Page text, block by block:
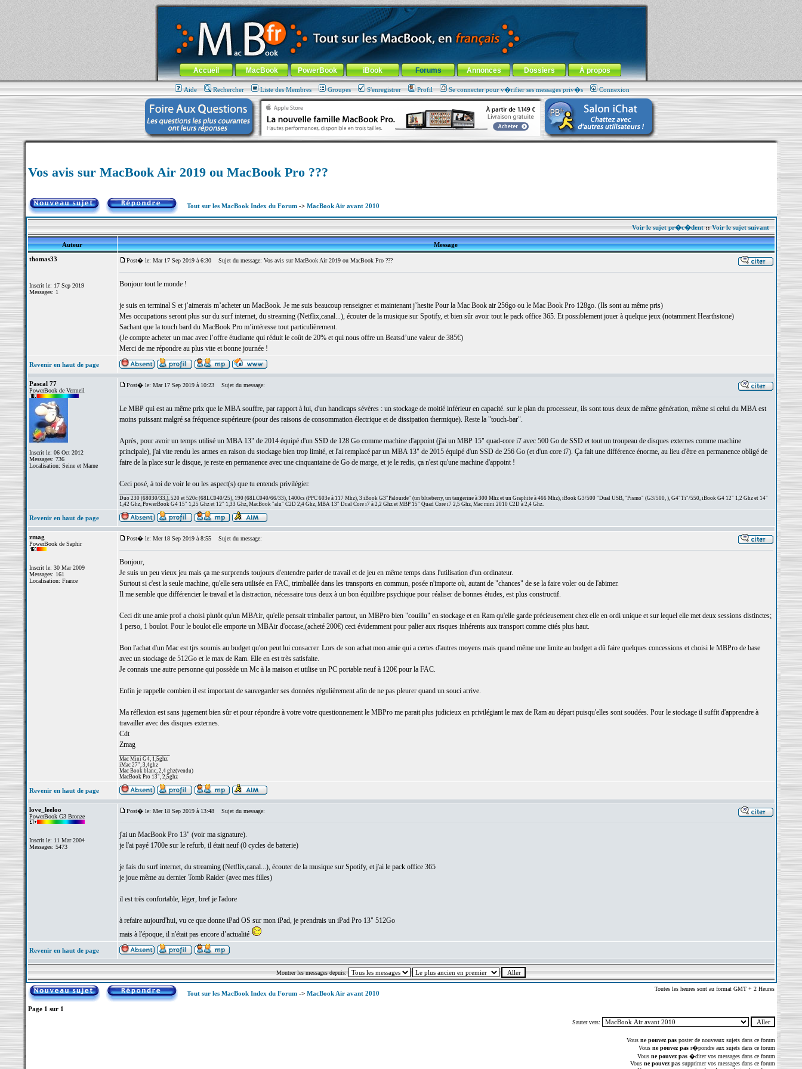
MacBook-fr.com : 100% Apple... 100% nomade !
Aller au contenu-Aller au menu général-Aller au menu de la rubrique
Menu général
Accueil MacBook PowerBook iBook Forums Annonces Dossiers À propos
Aide Rechercher Liste des Membres Groupes S'enregistrer Profil Se connecter pour v�rifier ses messages priv�s Connexion
Vos avis sur MacBook Air 2019 ou MacBook Pro ???
Tout sur les MacBook Index du Forum-> MacBook Air avant 2010
Voir le sujet pr�c�dent::Voir le sujet suivant
Auteur
Message
thomas33
Inscrit le: 17 Sep 2019
Messages: 1
Post� le: Mar 17 Sep 2019 à 6:30 Sujet du message: Vos avis sur MacBook Air 2019 ou MacBook Pro ???
Bonjour tout le monde !
je suis en terminal S et j’aimerais m’acheter un MacBook. Je me suis beaucoup renseigner et maintenant j’hesite Pour la Mac Book air 256go ou le Mac Book Pro 128go. (Ils sont au même pris)
Mes occupations seront plus sur du surf internet, du streaming (Netflix,canal...), écouter de la musique sur Spotify, et bien sûr avoir tout le pack office 365. Et possiblement jouer à quelque jeux (notamment Hearthstone)
Sachant que la touch bard du MacBook Pro m’intéresse tout particulièrement.
(Je compte acheter un mac avec l’offre étudiante qui réduit le coût de 20% et qui nous offre un Beatsd’une valeur de 385€)
Merci de me répondre au plus vite et bonne journée !
Revenir en haut de page
Pascal 77
PowerBook de Vermeil
Inscrit le: 06 Oct 2012
Messages: 736
Localisation: Seine et Marne
Post� le: Mar 17 Sep 2019 à 10:23 Sujet du message:
Le MBP qui est au même prix que le MBA souffre, par rapport à lui, d'un handicaps sévères : un stockage de moitié inférieur en capacité. sur le plan du processeur, ils sont tous deux de même génération, même si celui du MBA est
moins puissant malgré sa fréquence supérieure (pour des raisons de consommation électrique et de dissipation thermique). Reste la "touch-bar".
Après, pour avoir un temps utilisé un MBA 13" de 2014 équipé d'un SSD de 128 Go comme machine d'appoint (j'ai un MBP 15" quad-core i7 avec 500 Go de SSD et tout un troupeau de disques externes comme machine
principale), j'ai vite rendu les armes en raison du stockage bien trop limité, et l'ai remplacé par un MBA 13" de 2015 équipé d'un SSD de 256 Go (et d'un core i7). Ça fait une différence énorme, au lieu d'être en permanence obligé de
faire de la place sur le disque, je reste en permanence avec une cinquantaine de Go de marge, et je le redis, ça n'est qu'une machine d'appoint !
Ceci posé, à toi de voir le ou les aspect(s) que tu entends privilégier.
Duo 230 (68030/33,), 520 et 520c (68LC040/25), 190 (68LC040/66/33), 1400cs (PPC 603e à 117 Mhz), 3 iBook G3"Palourde" (un blueberry, un tangerine à 300 Mhz et un Graphite à 466 Mhz), iBook G3/500 "Dual USB, "Pismo" (G3/500, ), G4"Ti"/550, iBook G4 12" 1,2 Ghz et 14"
1,42 Ghz, PowerBook G4 15" 1,25 Ghz et 12" 1,33 Ghz, MacBook "alu" C2D 2,4 Ghz, MBA 13" Dual Core i7 à 2,2 Ghz et MBP 15" Quad Core i7 2,5 Ghz, Mac mini 2010 C2D à 2,4 Ghz.
Revenir en haut de page
zmag
PowerBook de Saphir
Inscrit le: 30 Mar 2009
Messages: 161
Localisation: France
Post� le: Mer 18 Sep 2019 à 8:55 Sujet du message:
Bonjour,
Je suis un peu vieux jeu mais ça me surprends toujours d'entendre parler de travail et de jeu en même temps dans l'utilisation d'un ordinateur.
Surtout si c'est la seule machine, qu'elle sera utilisée en FAC, trimballée dans les transports en commun, posée n'importe où, autant de "chances" de se la faire voler ou de l'abimer.
Il me semble que différencier le travail et la distraction, nécessaire tous deux à un bon équilibre psychique pour réaliser de bonnes études, est plus constructif.
Ceci dit une amie prof a choisi plutôt qu'un MBAir, qu'elle pensait trimballer partout, un MBPro bien "couillu" en stockage et en Ram qu'elle garde précieusement chez elle en ordi unique et sur lequel elle met deux sessions distinctes;
1 perso, 1 boulot. Pour le boulot elle emporte un MBAir d'occase,(acheté 200€) ceci évidemment pour palier aux risques inhérents aux transport comme cités plus haut.
Bon l'achat d'un Mac est tjrs soumis au budget qu'on peut lui consacrer. Lors de son achat mon amie qui a certes d'autres moyens mais quand même une limite au budget a dû faire quelques concessions et choisi le MBPro de base
avec un stockage de 512Go et le max de Ram. Elle en est très satisfaite.
Je connais une autre personne qui possède un Mc à la maison et utilise un PC portable neuf à 120€ pour la FAC.
Enfin je rappelle combien il est important de sauvegarder ses données régulièrement afin de ne pas pleurer quand un souci arrive.
Ma réflexion est sans jugement bien sûr et pour répondre à votre votre questionnement le MBPro me parait plus judicieux en privilégiant le max de Ram au départ puisqu'elles sont soudées. Pour le stockage il suffit d'apprendre à
travailler avec des disques externes.
Cdt
Zmag
Mac Mini G4, 1,5ghz
iMac 27", 3,4ghz
Mac Book blanc, 2,4 ghz(vendu)
MacBook Pro 13", 2,5ghz
Revenir en haut de page
love_leeloo
PowerBook G3 Bronze
Inscrit le: 11 Mar 2004
Messages: 5473
Post� le: Mer 18 Sep 2019 à 13:48 Sujet du message:
j'ai un MacBook Pro 13" (voir ma signature).
je l'ai payé 1700e sur le refurb, il était neuf (0 cycles de batterie)
je fais du surf internet, du streaming (Netflix,canal...), écouter de la musique sur Spotify, et j'ai le pack office 365
je joue même au dernier Tomb Raider (avec mes filles)
il est très confortable, léger, bref je l'adore
à refaire aujourd'hui, vu ce que donne iPad OS sur mon iPad, je prendrais un iPad Pro 13" 512Go
mais à l'époque, il n'était pas encore d’actualité
Revenir en haut de page
Montrer les messages depuis:
Tout sur les MacBook Index du Forum-> MacBook Air avant 2010
Toutes les heures sont au format GMT + 2 Heures
Page 1 sur 1
Sauter vers:
Vous ne pouvez pasposter de nouveaux sujets dans ce forum
Vous ne pouvez pasr�pondre aux sujets dans ce forum
Vous ne pouvez pas�diter vos messages dans ce forum
Vous ne pouvez passupprimer vos messages dans ce forum